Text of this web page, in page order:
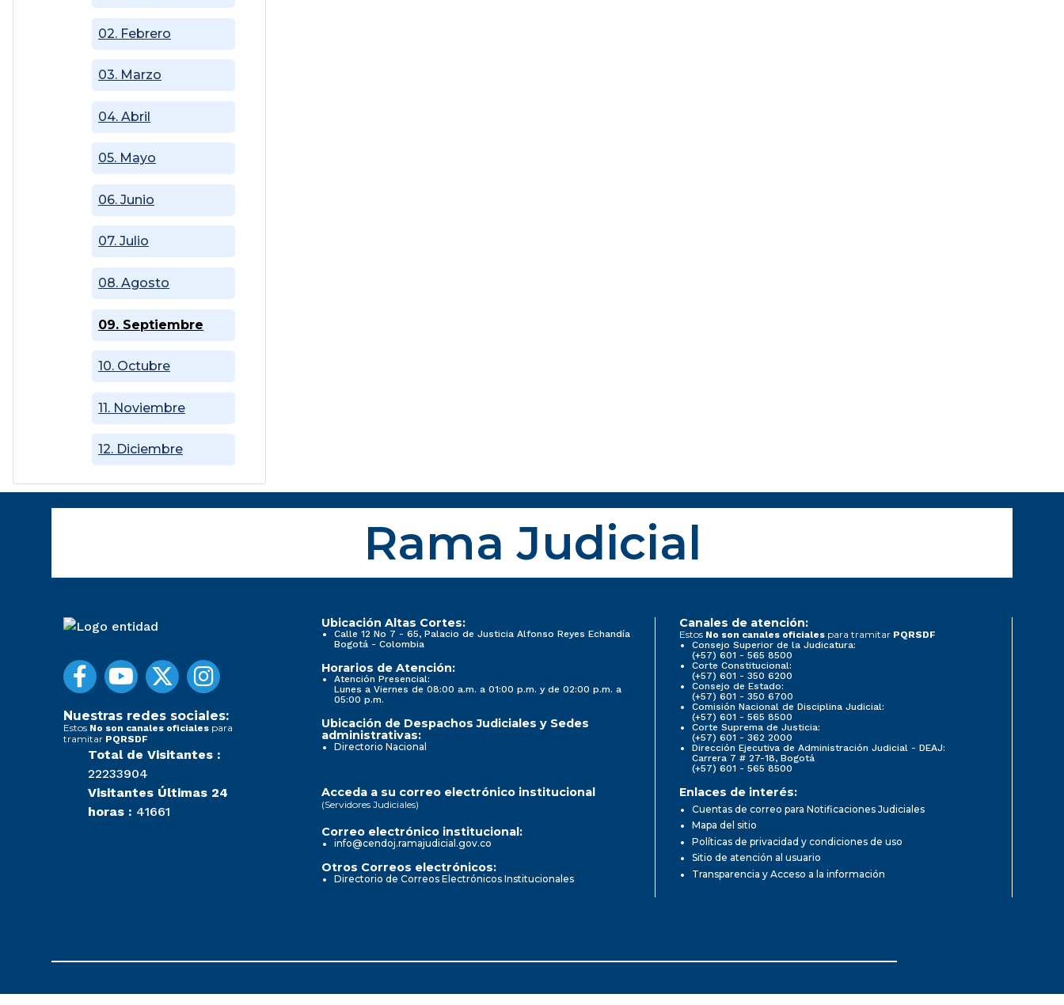
02. Febrero
03. Marzo
04. Abril
05. Mayo
06. Junio
07. Julio
08. Agosto
09. Septiembre
10. Octubre
11. Noviembre
12. Diciembre
Rama Judicial
Nuestras redes sociales:
Estos No son canales oficiales para
tramitar PQRSDF
Total de Visitantes :
22233904
Visitantes Últimas 24
horas : 41661
Ubicación Altas Cortes:
Calle 12 No 7 - 65, Palacio de Justicia Alfonso Reyes Echandía
Bogotá - Colombia
Horarios de Atención:
Atención Presencial:
Lunes a Viernes de 08:00 a.m. a 01:00 p.m. y de 02:00 p.m. a
05:00 p.m.
Ubicación de Despachos Judiciales y Sedes
administrativas:
Directorio Nacional
Canales de atención:
Estos No son canales oficiales para tramitar PQRSDF
Consejo Superior de la Judicatura:
(+57) 601 - 565 8500
Corte Constitucional:
(+57) 601 - 350 6200
Consejo de Estado:
(+57) 601 - 350 6700
Comisión Nacional de Disciplina Judicial:
(+57) 601 - 565 8500
Corte Suprema de Justicia:
(+57) 601 - 362 2000
Dirección Ejecutiva de Administración Judicial - DEAJ:
Carrera 7 # 27-18, Bogotá
(+57) 601 - 565 8500
Acceda a su correo electrónico institucional
(Servidores Judiciales)
Correo electrónico institucional:
info@cendoj.ramajudicial.gov.co
Otros Correos electrónicos:
Directorio de Correos Electrónicos Institucionales
Enlaces de interés:
Cuentas de correo para Notificaciones Judiciales
Mapa del sitio
Políticas de privacidad y condiciones de uso
Sitio de atención al usuario
Transparencia y Acceso a la información